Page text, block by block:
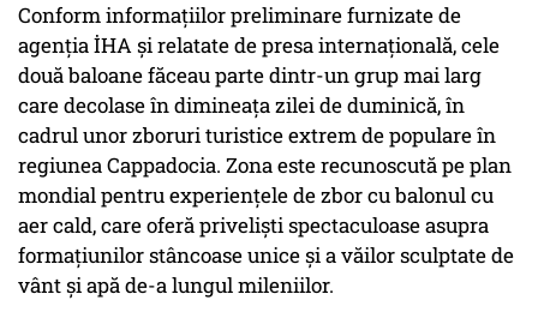
Conform informațiilor preliminare furnizate de
agenția İHA și relatate de presa internațională, cele
două baloane făceau parte dintr-un grup mai larg
care decolase în dimineața zilei de duminică, în
cadrul unor zboruri turistice extrem de populare în
regiunea Cappadocia. Zona este recunoscută pe plan
mondial pentru experiențele de zbor cu balonul cu
aer cald, care oferă priveliști spectaculoase asupra
formațiunilor stâncoase unice și a văilor sculptate de
vânt și apă de-a lungul mileniilor.